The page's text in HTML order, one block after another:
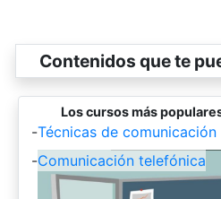
Contenidos que te
Los cursos más
-Técnicas de comunicación
-Comunicación telefónica